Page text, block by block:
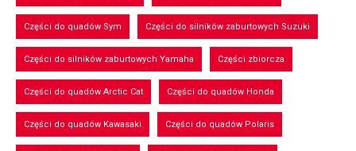
Części do quadów Sym Części do silników zaburtowych Suzuki
Części do silników zaburtowych Yamaha Części zbiorcza
Części do quadów Arctic Cat Części do quadów Honda
Części do quadów Kawasaki Części do quadów Polaris